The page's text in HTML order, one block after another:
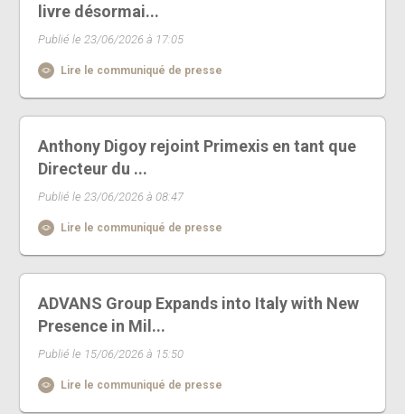
livre désormai...
Publié le 23/06/2026 à 17:05
Lire le communiqué de presse
Anthony Digoy rejoint Primexis en tant que
Directeur du ...
Publié le 23/06/2026 à 08:47
Lire le communiqué de presse
ADVANS Group Expands into Italy with New
Presence in Mil...
Publié le 15/06/2026 à 15:50
Lire le communiqué de presse